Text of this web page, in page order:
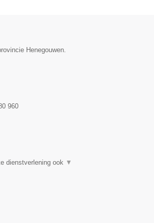
Henegouwen.
960
dienstverlening ook ▼